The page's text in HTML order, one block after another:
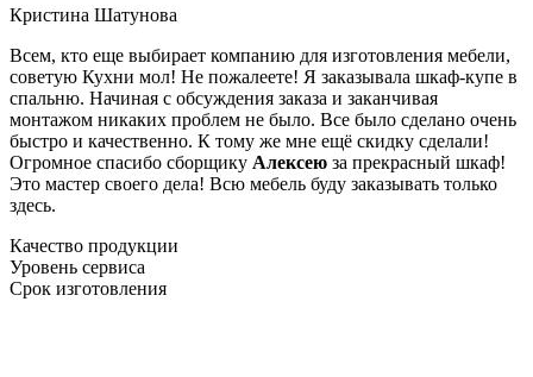
Кристина Шатунова
Всем, кто еще выбирает компанию для изготовления мебели,
советую Кухни мол! Не пожалеете! Я заказывала шкаф-купе в
спальню. Начиная с обсуждения заказа и заканчивая
монтажом никаких проблем не было. Все было сделано очень
быстро и качественно. К тому же мне ещё скидку сделали!
Огромное спасибо сборщику Алексею за прекрасный шкаф!
Это мастер своего дела! Всю мебель буду заказывать только
здесь.
Качество продукции
Уровень сервиса
Срок изготовления